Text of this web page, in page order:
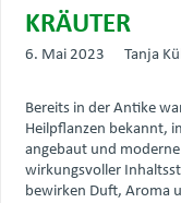
KRÄUTER
6. Mai 2023 Tanja
Bereits in der Antike
Heilpflanzen bekannt,
angebaut und
wirkungsvoller
bewirken Duft, Aroma